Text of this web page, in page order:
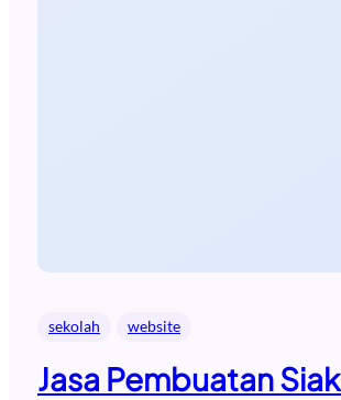
sekolah website
Jasa Pembuatan